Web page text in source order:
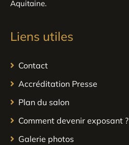
Aquitaine.
Liens utiles
Contact
Accréditation Presse
Plan du salon
Comment devenir exposant ?
Galerie photos